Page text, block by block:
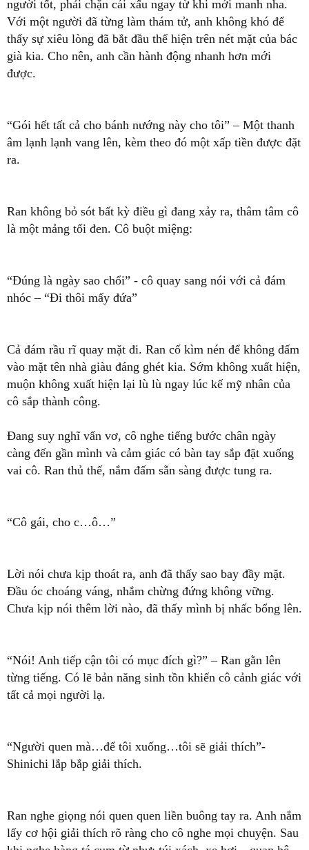
người tốt, phải chặn cái xấu ngay từ khi mới manh nha.
Với một người đã từng làm thám tử, anh không khó để
thấy sự xiêu lòng đã bắt đầu thể hiện trên nét mặt của bác
già kia. Cho nên, anh cần hành động nhanh hơn mới
được.
“Gói hết tất cả cho bánh nướng này cho tôi” – Một thanh
âm lạnh lạnh vang lên, kèm theo đó một xấp tiền được đặt
ra.
Ran không bỏ sót bất kỳ điều gì đang xảy ra, thâm tâm cô
là một mảng tối đen. Cô buột miệng:
“Đúng là ngày sao chổi” - cô quay sang nói với cả đám
nhóc – “Đi thôi mấy đứa”
Cả đám rầu rĩ quay mặt đi. Ran cố kìm nén để không đấm
vào mặt tên nhà giàu đáng ghét kia. Sớm không xuất hiện,
muộn không xuất hiện lại lù lù ngay lúc kế mỹ nhân của
cô sắp thành công.
Đang suy nghĩ vẩn vơ, cô nghe tiếng bước chân ngày
càng đến gần mình và cảm giác có bàn tay sắp đặt xuống
vai cô. Ran thủ thế, nắm đấm sẵn sàng được tung ra.
“Cô gái, cho c…ô…”
Lời nói chưa kịp thoát ra, anh đã thấy sao bay đầy mặt.
Đầu óc choáng váng, nhắm chừng đứng không vững.
Chưa kịp nói thêm lời nào, đã thấy mình bị nhấc bổng lên.
“Nói! Anh tiếp cận tôi có mục đích gì?” – Ran gằn lên
từng tiếng. Có lẽ bản năng sinh tồn khiến cô cảnh giác với
tất cả mọi người lạ.
“Người quen mà…để tôi xuống…tôi sẽ giải thích”-
Shinichi lắp bắp giải thích.
Ran nghe giọng nói quen quen liền buông tay ra. Anh nắm
lấy cơ hội giải thích rõ ràng cho cô nghe mọi chuyện. Sau